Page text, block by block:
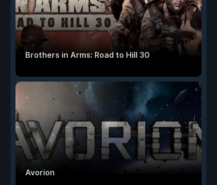
Brothers in Arms: Road to Hill 30
Avorion